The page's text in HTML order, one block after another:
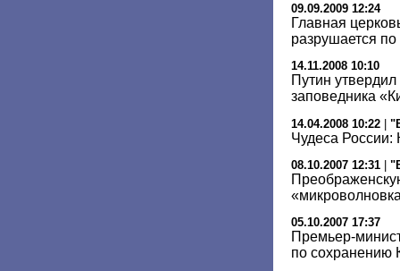
09.09.2009 12:24
Главная
разрушается
14.11.2008 10:10
Путин
заповедника
14.04.2008 10:22 |
Чудеса России:
08.10.2007 12:31
05.10.2007 17:37
Премьер-
по сохранению